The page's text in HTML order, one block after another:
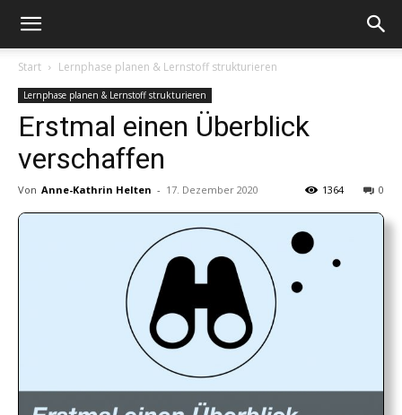
Intervention
Start Lernphase planen & Lernstoff strukturieren
Lernphase planen & Lernstoff strukturieren
Erstmal einen Überblick
verschaffen
Von Anne-Kathrin Helten - 17. Dezember 2020 0
1364